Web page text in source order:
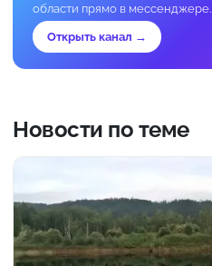
области прямо в мессенджере.
Открыть канал →
Новости по теме